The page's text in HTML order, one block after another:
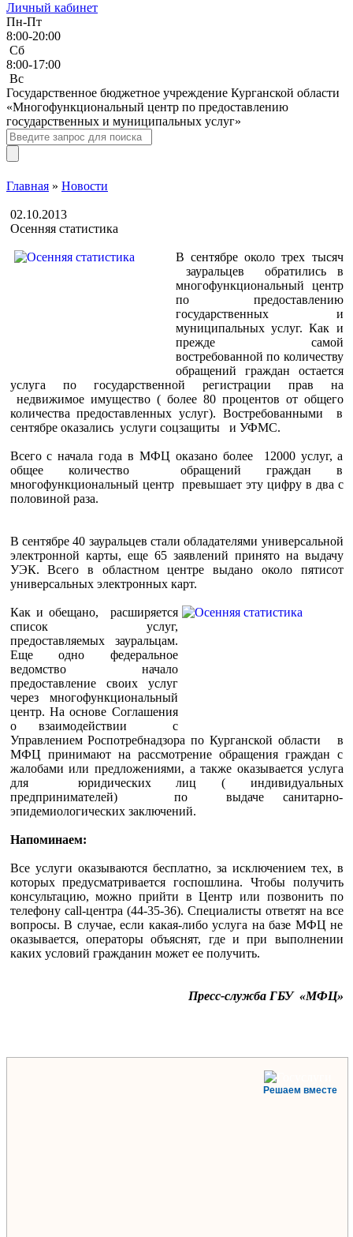
Личный кабинет
Пн-Пт
8:00-20:00
Сб
8:00-17:00
Bc
Государственное бюджетное учреждение Курганской области
«Многофункциональный центр по предоставлению
государственных и муниципальных услуг»
Главная » Новости
02.10.2013
Осенняя статистика
В сентябре около трех тысяч
зауральцев обратились в
многофункциональный центр
по предоставлению
государственных и
муниципальных услуг. Как и
прежде самой
востребованной по количеству
обращений граждан остается
услуга по государственной регистрации прав на
недвижимое имущество ( более 80 процентов от общего
количества предоставленных услуг). Востребованными в
сентябре оказались услуги соцзащиты и УФМС.
Всего с начала года в МФЦ оказано более 12000 услуг, а
общее количество обращений граждан в
многофункциональный центр превышает эту цифру в два с
половиной раза.
В сентябре 40 зауральцев стали обладателями универсальной
электронной карты, еще 65 заявлений принято на выдачу
УЭК. Всего в областном центре выдано около пятисот
универсальных электронных карт.
Как и обещано, расширяется
список услуг,
предоставляемых зауральцам.
Еще одно федеральное
ведомство начало
предоставление своих услуг
через многофункциональный
центр. На основе Соглашения
о взаимодействии с
Управлением Роспотребнадзора по Курганской области в
МФЦ принимают на рассмотрение обращения граждан с
жалобами или предложениями, а также оказывается услуга
для юридических лиц ( индивидуальных
предпринимателей) по выдаче санитарно-
эпидемиологических заключений.
Напоминаем:
Все услуги оказываются бесплатно, за исключением тех, в
которых предусматривается госпошлина. Чтобы получить
консультацию, можно прийти в Центр или позвонить по
телефону call-центра (44-35-36). Специалисты ответят на все
вопросы. В случае, если какая-либо услуга на базе МФЦ не
оказывается, операторы объяснят, где и при выполнении
каких условий гражданин может ее получить.
Пресс-служба ГБУ «МФЦ»
Решаем вместе